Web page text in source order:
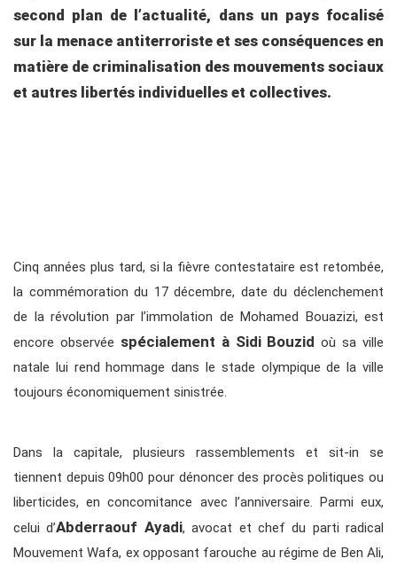
second plan de l’actualité, dans un pays focalisé
sur la menace antiterroriste et ses conséquences en
matière de criminalisation des mouvements sociaux
et autres libertés individuelles et collectives.
Cinq années plus tard, si la fièvre contestataire est retombée,
la commémoration du 17 décembre, date du déclenchement
de la révolution par l’immolation de Mohamed Bouazizi, est
encore observée spécialement à Sidi Bouzid où sa ville
natale lui rend hommage dans le stade olympique de la ville
toujours économiquement sinistrée.
Dans la capitale, plusieurs rassemblements et sit-in se
tiennent depuis 09h00 pour dénoncer des procès politiques ou
liberticides, en concomitance avec l’anniversaire. Parmi eux,
celui d’Abderraouf Ayadi, avocat et chef du parti radical
Mouvement Wafa, ex opposant farouche au régime de Ben Ali,